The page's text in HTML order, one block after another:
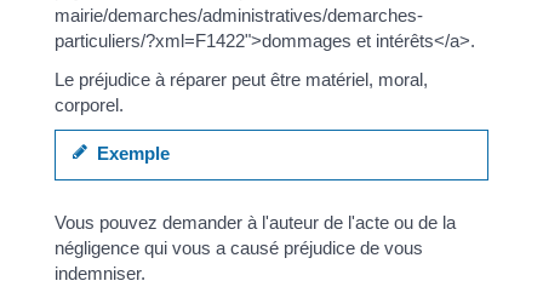
mairie/demarches/administratives/demarches-
particuliers/?xml=F1422">dommages et intérêts</a>.
Le préjudice à réparer peut être matériel, moral,
corporel.
Exemple
Vous pouvez demander à l'auteur de l'acte ou de la
négligence qui vous a causé préjudice de vous
indemniser.